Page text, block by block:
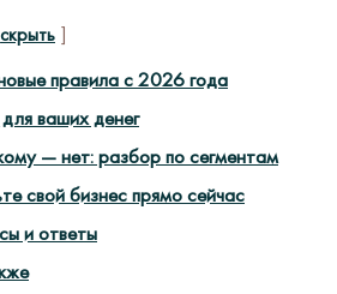
скрыть
правила с 2026 года
ваших денег
— нет: разбор по сегментам
свой бизнес прямо сейчас
и ответы